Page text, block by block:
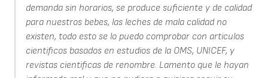
demanda sin horarios, se produce suficiente y de calidad
para nuestros bebes, las leches de mala calidad no
existen, todo esto se lo puedo comprobar con articulos
cientificos basados en estudios de la OMS, UNICEF, y
revistas cientificas de renombre. Lamento que le hayan